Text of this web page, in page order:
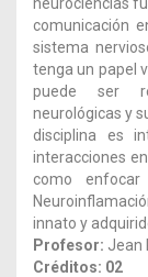
comunicación
sistema
tenga un papel
puede ser
neurológicas y
disciplina es
interacciones
como
innato y
Profesor: Jean
Créditos: 02